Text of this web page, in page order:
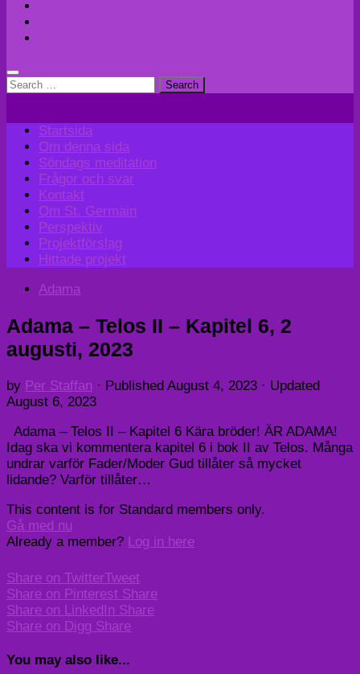
Search
Startsida
Om denna sida
Söndags meditation
Frågor och svar
Kontakt
Om St. Germain
Perspektiv
Projektförslag
Hittade projekt
Adama
Adama – Telos II – Kapitel 6, 2
augusti, 2023
by Per Staffan · Published August 4, 2023 · Updated
August 6, 2023
Adama – Telos II – Kapitel 6 Kära bröder! ÄR ADAMA!
Idag ska vi kommentera kapitel 6 i bok II av Telos. Många
undrar varför Fader/Moder Gud tillåter så mycket
lidande? Varför tillåter…
This content is for Standard members only.
Gå med nu
Already a member? Log in here
Share on TwitterTweet
Share on Pinterest Share
Share on LinkedIn Share
Share on Digg Share
You may also like...